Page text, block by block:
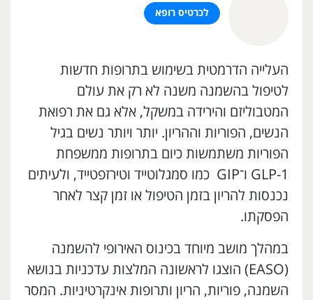
לכרטיס רופא
העלייה הדרמטית בשימוש בתרופות חדשות
לטיפול בהשמנה משנה לא רק את עולם
המטבוליזם והירידה במשקל, אלא גם את רפואת
הנשים, הפוריות וההריון. יותר ויותר נשים בגיל
הפוריות משתמשות כיום בתרופות ממשפחת
GLP-1 ו־GIP כמו סמגלוטייד וטירזפטייד, ולעיתים
נכנסות להריון בזמן הטיפול או זמן קצר לאחר
הפסקתו.
במהלך מושב מיוחד בכינוס האירופי להשמנה
(EASO) הוצגו לראשונה המלצות עדכניות בנושא
השמנה, פוריות, הריון ותרופות אינקרטיניות. המסר